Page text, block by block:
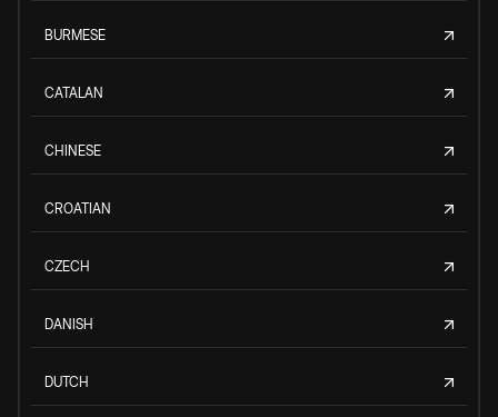
BURMESE
CATALAN
CHINESE
CROATIAN
CZECH
DANISH
DUTCH